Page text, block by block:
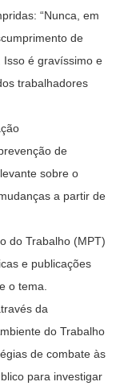
“Nunca, em
de
Isso é gravíssimo e
trabalhadores
de
sobre o
a partir de
do Trabalho (MPT)
e publicações
o tema.
da
do Trabalho
de combate às
para investigar